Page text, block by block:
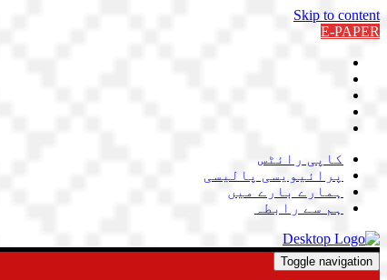
Skip to content
E-PAPER
کاپی رائٹس
پرائیویسی پالیسی
ہمارے بارے میں
ہم سے رابطہ
Toggle navigation